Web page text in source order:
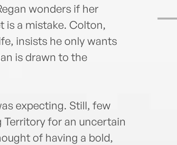
wonders if her
is a mistake. Colton,
insists he only wants
is drawn to the
expecting. Still, few
for an uncertain
of having a bold,